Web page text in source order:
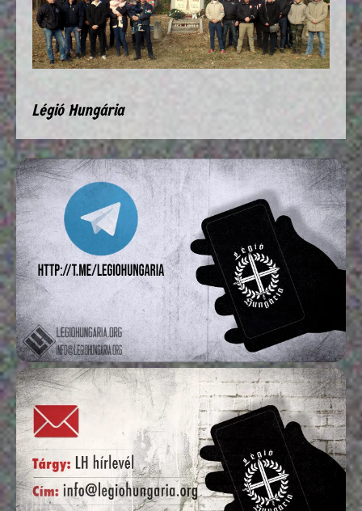
Légió Hungária